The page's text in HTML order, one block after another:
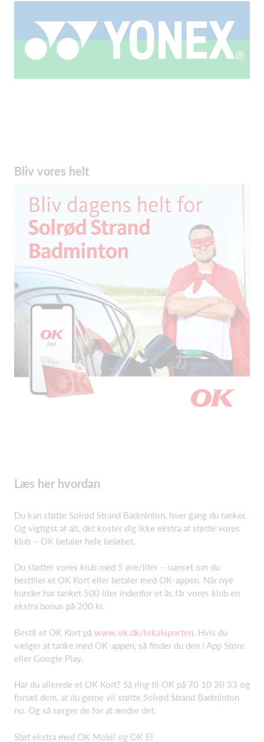
Bliv vores helt
Læs her hvordan
Du kan støtte Solrød Strand Badminton, hver gang du tanker.
Og vigtigst af alt, det koster dig ikke ekstra at støtte vores
klub – OK betaler hele beløbet.
Du støtter vores klub med 5 øre/liter – uanset om du
bestiller et OK Kort eller betaler med OK-appen. Når nye
kunder har tanket 500 liter indenfor et år, får vores klub en
ekstra bonus på 200 kr.
Bestil et OK Kort på www.ok.dk/lokalsporten. Hvis du
vælger at tanke med OK-appen, så finder du den i App Store
eller Google Play.
Har du allerede et OK Kort? Så ring til OK på 70 10 20 33 og
fortæl dem, at du gerne vil støtte Solrød Strand Badminton
nu. Og så sørger de for at ændre det.
Støt ekstra med OK Mobil og OK El